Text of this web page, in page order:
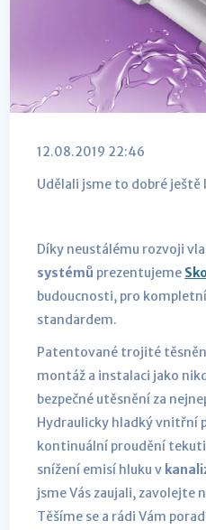
12.08.2019 22:46
Udělali jsme to dobré ještě
Díky neustálému rozvoji
systémů prezentujeme
budoucnosti, pro
standardem.
Patentované trojité
montáž a instalaci jako
bezpečné utěsnění za
Hydraulicky hladký vnitřní
kontinuální proudění
snížení emisí hluku v
jsme Vás zaujali, zavolejte
Těšíme se a rádi Vám